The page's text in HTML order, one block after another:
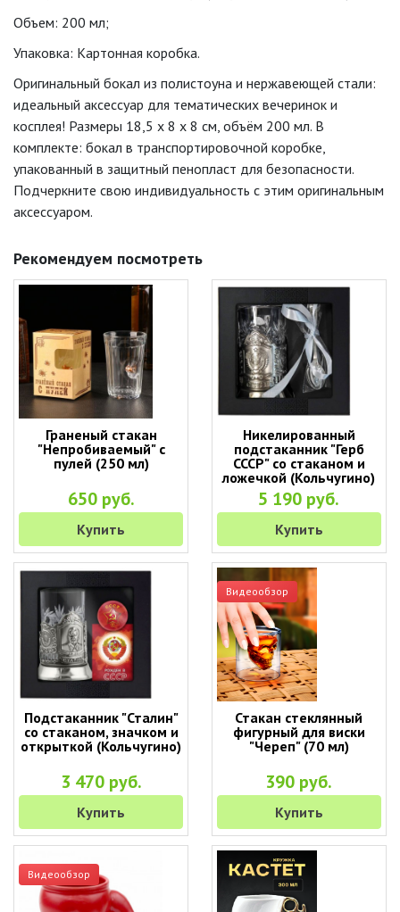
Объем: 200 мл;
Упаковка: Картонная коробка.
Оригинальный бокал из полистоуна и нержавеющей стали:
идеальный аксессуар для тематических вечеринок и
косплея! Размеры 18,5 x 8 x 8 см, объём 200 мл. В
комплекте: бокал в транспортировочной коробке,
упакованный в защитный пенопласт для безопасности.
Подчеркните свою индивидуальность с этим оригинальным
аксессуаром.
Рекомендуем посмотреть
Граненый стакан
"Непробиваемый" с
пулей (250 мл)
650 руб.
Купить
Никелированный
подстаканник "Герб
СССР" со стаканом и
ложечкой (Кольчугино)
5 190 руб.
Купить
Подстаканник "Сталин"
со стаканом, значком и
открыткой (Кольчугино)
3 470 руб.
Купить
Видеообзор
Стакан стеклянный
фигурный для виски
"Череп" (70 мл)
390 руб.
Купить
Видеообзор